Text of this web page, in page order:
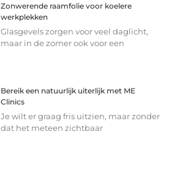
Zonwerende raamfolie voor koelere
werkplekken
Glasgevels zorgen voor veel daglicht,
maar in de zomer ook voor een
Bereik een natuurlijk uiterlijk met ME
Clinics
Je wilt er graag fris uitzien, maar zonder
dat het meteen zichtbaar